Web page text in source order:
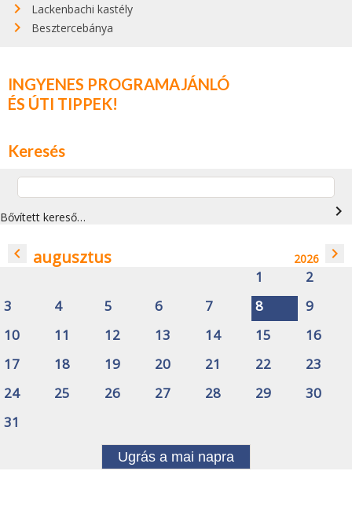
Lackenbachi kastély
Besztercebánya
INGYENES PROGRAMAJÁNLÓ
ÉS ÚTI TIPPEK!
Keresés
Bővített kereső… navigate_next
navigate_before augusztus 2026 navigate_next
1
2
3
4 5 6 7 8
9
10
11 12 13 14 15
16
17
18 19 20 21 22
23
24
25 26 27 28 29
30
31
Ugrás a mai napra